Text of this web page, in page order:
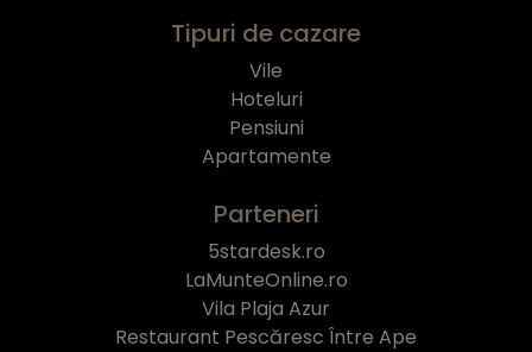
Tipuri de cazare
Vile
Hoteluri
Pensiuni
Apartamente
Parteneri
5stardesk.ro
LaMunteOnline.ro
Vila Plaja Azur
Restaurant Pescăresc Între Ape